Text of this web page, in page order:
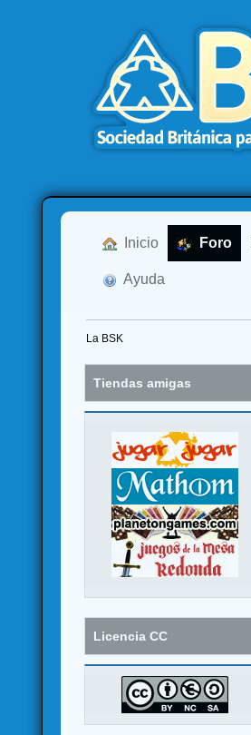
Inicio Foro
Ayuda
La BSK
Tiendas amigas
Licencia CC